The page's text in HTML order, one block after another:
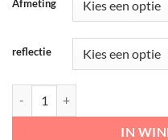
Afmeting
reflectie
IN